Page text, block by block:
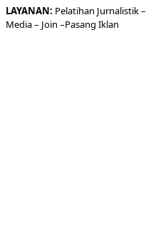
LAYANAN: Pelatihan Jurnalistik –
Media– Join –Pasang Iklan